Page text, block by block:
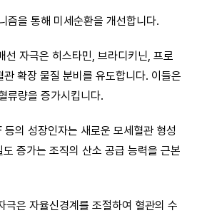
즘을 통해 미세순환을 개선합니다.
선 자극은 히스타민, 브라디키닌, 프로
확장 물질 분비를 유도합니다. 이들은
류량을 증가시킵니다.
등의 성장인자는 새로운 모세혈관 형성
증가는 조직의 산소 공급 능력을 근본
극은 자율신경계를 조절하여 혈관의 수